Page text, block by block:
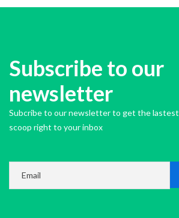
Subscribe to our
newsletter
Subcribe to our newsletter to get the lastest
scoop right to your inbox